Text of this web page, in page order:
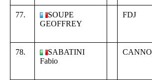
77.
SOUPE
GEOFFREY
FDJ
78.
SABATINI
Fabio